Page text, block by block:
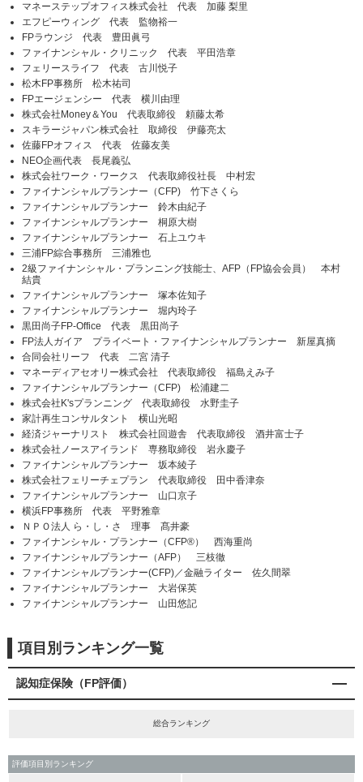
マネーステップオフィス株式会社 代表 加藤 梨里
エフピーウィング 代表 監物裕一
FPラウンジ 代表 豊田眞弓
ファイナンシャル・クリニック 代表 平田浩章
フェリースライフ 代表 古川悦子
松木FP事務所 松木祐司
FPエージェンシー 代表 横川由理
株式会社Money＆You 代表取締役 頼藤太希
スキラージャパン株式会社 取締役 伊藤亮太
佐藤FPオフィス 代表 佐藤友美
NEO企画代表 長尾義弘
株式会社ワーク・ワークス 代表取締役社長 中村宏
ファイナンシャルプランナー（CFP) 竹下さくら
ファイナンシャルプランナー 鈴木由紀子
ファイナンシャルプランナー 桐原大樹
ファイナンシャルプランナー 石上ユウキ
三浦FP綜合事務所 三浦雅也
2級ファイナンシャル・プランニング技能士、AFP（FP協会会員） 本村
結貴
ファイナンシャルプランナー 塚本佐知子
ファイナンシャルプランナー 堀内玲子
黒田尚子FP-Office 代表 黒田尚子
FP法人ガイア プライベート・ファイナンシャルプランナー 新屋真摘
合同会社リーフ 代表 二宮 清子
マネーディアセオリー株式会社 代表取締役 福島えみ子
ファイナンシャルプランナー（CFP) 松浦建二
株式会社K'sプランニング 代表取締役 水野圭子
家計再生コンサルタント 横山光昭
経済ジャーナリスト 株式会社回遊舎 代表取締役 酒井富士子
株式会社ノースアイランド 専務取締役 岩永慶子
ファイナンシャルプランナー 坂本綾子
株式会社フェリーチェプラン 代表取締役 田中香津奈
ファイナンシャルプランナー 山口京子
横浜FP事務所 代表 平野雅章
ＮＰＯ法人 ら・し・さ 理事 髙井豪
ファイナンシャル・プランナー（CFP®） 西海重尚
ファイナンシャルプランナー（AFP） 三枝徹
ファイナンシャルプランナー(CFP)／金融ライター 佐久間翠
ファイナンシャルプランナー 大岩保英
ファイナンシャルプランナー 山田悠記
項目別ランキング一覧
認知症保険（FP評価）
総合ランキング
評価項目別ランキング